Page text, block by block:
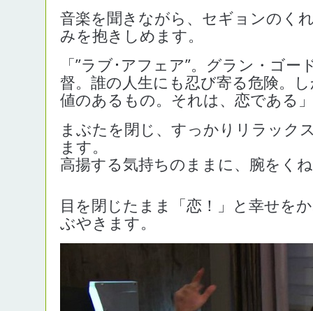
音楽を聞きながら、セギョンのく
みを抱きしめます。
「”ラブ･アフェア”。グラン・ゴ
督。誰の人生にも忍び寄る危険。
値のあるもの。それは、恋である」
まぶたを閉じ、すっかりリラック
ます。
高揚する気持ちのままに、腕をく
目を閉じたまま「恋！」と幸せを
ぶやきます。